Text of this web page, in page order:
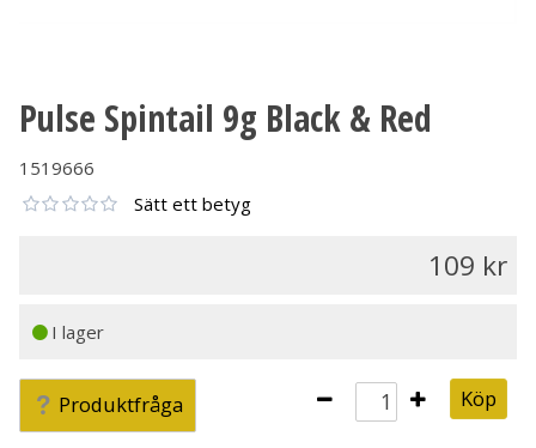
Pulse Spintail 9g Black & Red
1519666
Sätt ett betyg
109
I lager
Produktfråga Köp